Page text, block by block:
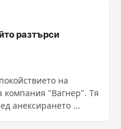
разтърси
на
компания "Вагнер". Тя
анексирането ...